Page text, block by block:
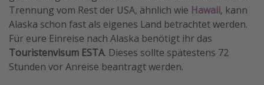
Trennung vom Rest der USA, ähnlich wie Hawaii, kann
Alaska schon fast als eigenes Land betrachtet werden.
Für eure Einreise nach Alaska benötigt ihr das
Touristenvisum ESTA. Dieses sollte spätestens 72
Stunden vor Anreise beantragt werden.